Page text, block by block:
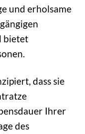
und erholsame
bietet
dass sie
Ihrer
des